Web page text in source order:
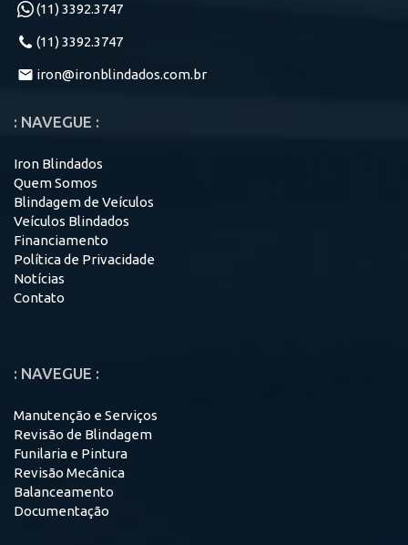
(11) 3392.3747
(11) 3392.3747
iron@ironblindados.com.br
: NAVEGUE :
Iron Blindados
Quem Somos
Blindagem de Veículos
Veículos Blindados
Financiamento
Política de Privacidade
Notícias
Contato
: NAVEGUE :
Manutenção e Serviços
Revisão de Blindagem
Funilaria e Pintura
Revisão Mecânica
Balanceamento
Documentação